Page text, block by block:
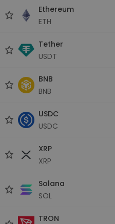
Ethereum
ETH
Tether
USDT
BNB
BNB
USDC
USDC
XRP
XRP
Solana
SOL
TRON